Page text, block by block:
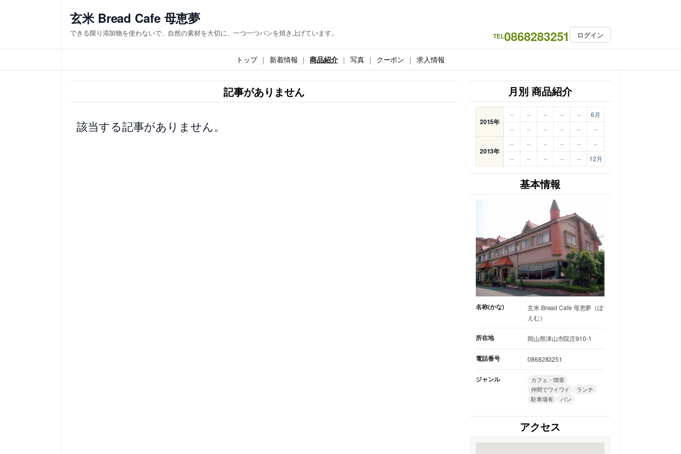
ス
キ
玄米 Bread Cafe 母恵夢
できる限り添加物を使わないで、自然の素材を大切に、一つ一つパンを焼き上げています。 TEL0868283251 ログイン
トップ 新着情報 商品紹介 写真 クーポン 求人情報
記事がありません
該当する記事がありません。
月別 商品紹介
2015年
– – – – –
6月
–
– – – – –
2013年
– – – – –
–
–
– – – – 12月
基本情報
名称(かな)
玄米 Bread Cafe 母恵夢（ぽ
えむ）
所在地 岡山県津山市院庄910-1
電話番号 0868283251
ジャンル
カフェ・喫茶
仲間でワイワイ
ランチ
駐車場有
パン
アクセス